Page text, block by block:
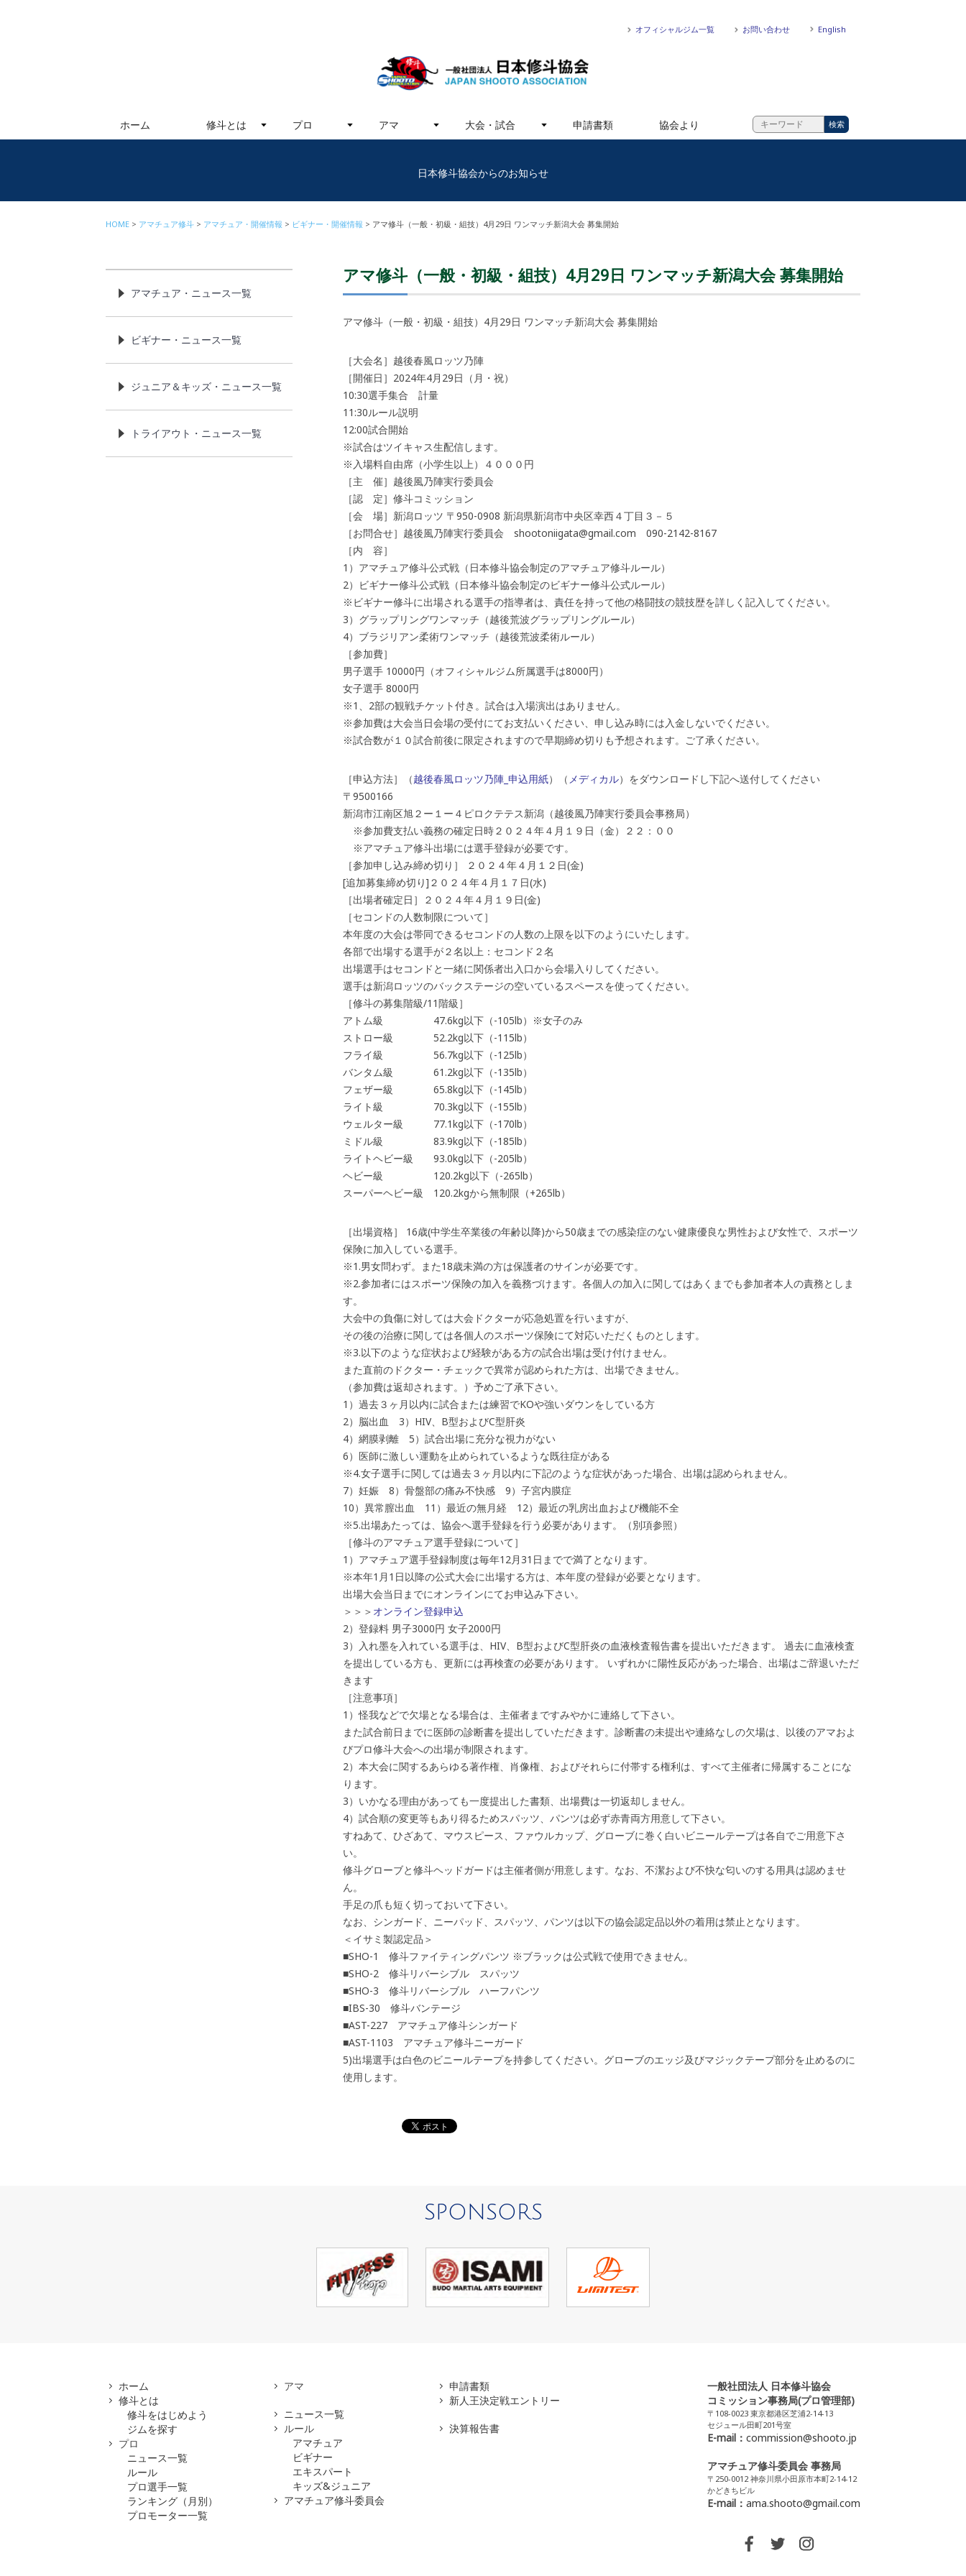
オフィシャルジム一覧 お問い合わせ English
ホーム 修斗とは プロ アマ 大会・試合 申請書類 協会より
日本修斗協会からのお知らせ
HOME アマチュア修斗 アマチュア・開催情報 ビギナー・開催情報 アマ修斗（一般・初級・組技）4月29日 ワンマッチ新潟大会 募集開始
アマ修斗（一般・初級・組技）4月29日 ワンマッチ新潟大会 募集開始
アマ修斗（一般・初級・組技）4月29日 ワンマッチ新潟大会 募集開始
［大会名］越後春風ロッツ乃陣
［開催日］2024年4月29日（月・祝）
10:30選手集合 計量
11:30ルール説明
12:00試合開始
※試合はツイキャス生配信します。
※入場料自由席（小学生以上）４０００円
［主 催］越後風乃陣実行委員会
［認 定］修斗コミッション
［会 場］新潟ロッツ 〒950-0908 新潟県新潟市中央区幸西４丁目３－５
［お問合せ］越後風乃陣実行委員会 shootoniigata@gmail.com 090-2142-8167
［内 容］
1）アマチュア修斗公式戦（日本修斗協会制定のアマチュア修斗ルール）
2）ビギナー修斗公式戦（日本修斗協会制定のビギナー修斗公式ルール）
※ビギナー修斗に出場される選手の指導者は、責任を持って他の格闘技の競技歴を詳しく記入してください。
3）グラップリングワンマッチ（越後荒波グラップリングルール）
4）ブラジリアン柔術ワンマッチ（越後荒波柔術ルール）
［参加費］
男子選手 10000円（オフィシャルジム所属選手は8000円）
女子選手 8000円
※1、2部の観戦チケット付き。試合は入場演出はありません。
※参加費は大会当日会場の受付にてお支払いください、申し込み時には入金しないでください。
※試合数が１０試合前後に限定されますので早期締め切りも予想されます。ご了承ください。
［申込方法］（越後春風ロッツ乃陣_申込用紙）（ メディカル）をダウンロードし下記へ送付してください
〒9500166
新潟市江南区旭２ー１ー４ピロクテテス新潟（越後風乃陣実行委員会事務局）
※参加費支払い義務の確定日時２０２４年４月１９日（金）２２：００
※アマチュア修斗出場には選手登録が必要です。
［参加申し込み締め切り］ ２０２４年４月１２日(金)
[追加募集締め切り]２０２４年４月１７日(水)
［出場者確定日］２０２４年４月１９日(金)
［セコンドの人数制限について］
本年度の大会は帯同できるセコンドの人数の上限を以下のようにいたします。
各部で出場する選手が２名以上：セコンド２名
出場選手はセコンドと一緒に関係者出入口から会場入りしてください。
選手は新潟ロッツのバックステージの空いているスペースを使ってください。
［修斗の募集階級/11階級］
アトム級 47.6kg以下（-105lb）※女子のみ
ストロー級 52.2kg以下（-115lb）
フライ級 56.7kg以下（-125lb）
バンタム級 61.2kg以下（-135lb）
フェザー級 65.8kg以下（-145lb）
ライト級 70.3kg以下（-155lb）
ウェルター級 77.1kg以下（-170lb）
ミドル級 83.9kg以下（-185lb）
ライトヘビー級 93.0kg以下（-205lb）
ヘビー級 120.2kg以下（-265lb）
スーパーヘビー級 120.2kgから無制限（+265lb）
［出場資格］ 16歳(中学生卒業後の年齢以降)から50歳までの感染症のない健康優良な男性および女性で、スポーツ
保険に加入している選手。
※1.男女問わず。また18歳未満の方は保護者のサインが必要です。
※2.参加者にはスポーツ保険の加入を義務づけます。各個人の加入に関してはあくまでも参加者本人の責務としま
す。
大会中の負傷に対しては大会ドクターが応急処置を行いますが、
その後の治療に関しては各個人のスポーツ保険にて対応いただくものとします。
※3.以下のような症状および経験がある方の試合出場は受け付けません。
また直前のドクター・チェックで異常が認められた方は、出場できません。
（参加費は返却されます。）予めご了承下さい。
1）過去３ヶ月以内に試合または練習でKOや強いダウンをしている方
2）脳出血 3）HIV、B型およびC型肝炎
4）網膜剥離 5）試合出場に充分な視力がない
6）医師に激しい運動を止められているような既往症がある
※4.女子選手に関しては過去３ヶ月以内に下記のような症状があった場合、出場は認められません。
7）妊娠 8）骨盤部の痛み不快感 9）子宮内膜症
10）異常膣出血 11）最近の無月経 12）最近の乳房出血および機能不全
※5.出場あたっては、協会へ選手登録を行う必要があります。（別項参照）
［修斗のアマチュア選手登録について］
1）アマチュア選手登録制度は毎年12月31日までで満了となります。
※本年1月1日以降の公式大会に出場する方は、本年度の登録が必要となります。
出場大会当日までにオンラインにてお申込み下さい。
＞＞＞ オンライン登録申込
2）登録料 男子3000円 女子2000円
3）入れ墨を入れている選手は、HIV、B型およびC型肝炎の血液検査報告書を提出いただきます。 過去に血液検査
を提出している方も、更新には再検査の必要があります。 いずれかに陽性反応があった場合、出場はご辞退いただ
きます
［注意事項］
1）怪我などで欠場となる場合は、主催者まですみやかに連絡して下さい。
また試合前日までに医師の診断書を提出していただきます。診断書の未提出や連絡なしの欠場は、以後のアマおよ
びプロ修斗大会への出場が制限されます。
2）本大会に関するあらゆる著作権、肖像権、およびそれらに付帯する権利は、すべて主催者に帰属することにな
ります。
3）いかなる理由があっても一度提出した書類、出場費は一切返却しません。
4）試合順の変更等もあり得るためスパッツ、パンツは必ず赤青両方用意して下さい。
すねあて、ひざあて、マウスピース、ファウルカップ、グローブに巻く白いビニールテープは各自でご用意下さ
い。
修斗グローブと修斗ヘッドガードは主催者側が用意します。なお、不潔および不快な匂いのする用具は認めませ
ん。
手足の爪も短く切っておいて下さい。
なお、シンガード、ニーパッド、スパッツ、パンツは以下の協会認定品以外の着用は禁止となります。
＜イサミ製認定品＞
■SHO-1 修斗ファイティングパンツ ※ブラックは公式戦で使用できません。
■SHO-2 修斗リバーシブル スパッツ
■SHO-3 修斗リバーシブル ハーフパンツ
■IBS-30 修斗バンテージ
■AST-227 アマチュア修斗シンガード
■AST-1103 アマチュア修斗ニーガード
5)出場選手は白色のビニールテープを持参してください。グローブのエッジ及びマジックテープ部分を止めるのに
使用します。
アマチュア・ニュース一覧
ビギナー・ニュース一覧
ジュニア＆キッズ・ニュース一覧
トライアウト・ニュース一覧
SPONSORS
ホーム
修斗とは
修斗をはじめよう
ジムを探す
プロ
ニュース一覧
ルール
プロ選手一覧
ランキング（月別）
プロモーター一覧
アマ
ニュース一覧
ルール
アマチュア
ビギナー
エキスパート
キッズ&ジュニア
アマチュア修斗委員会
申請書類
新人王決定戦エントリー
決算報告書
一般社団法人 日本修斗協会
コミッション事務局(プロ管理部)
〒108-0023 東京都港区芝浦2-14-13
セジュール田町201号室
E-mail： commission@shooto.jp
アマチュア修斗委員会 事務局
〒250-0012 神奈川県小田原市本町2-14-12
かどきちビル
E-mail： ama.shooto@gmail.com